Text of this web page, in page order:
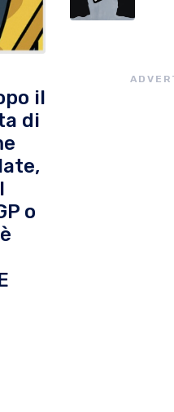
il
di
o